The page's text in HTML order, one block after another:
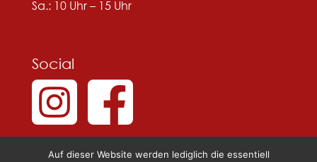
Sa.: 10 Uhr – 15 Uhr
Social
Auf dieser Website werden lediglich die essentiell